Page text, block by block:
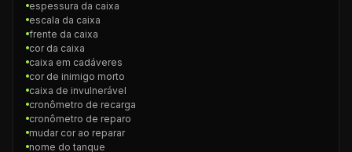
espessura da caixa
escala da caixa
frente da caixa
cor da caixa
caixa em cadáveres
cor de inimigo morto
caixa de invulnerável
cronômetro de recarga
cronômetro de reparo
mudar cor ao reparar
nome do tanque